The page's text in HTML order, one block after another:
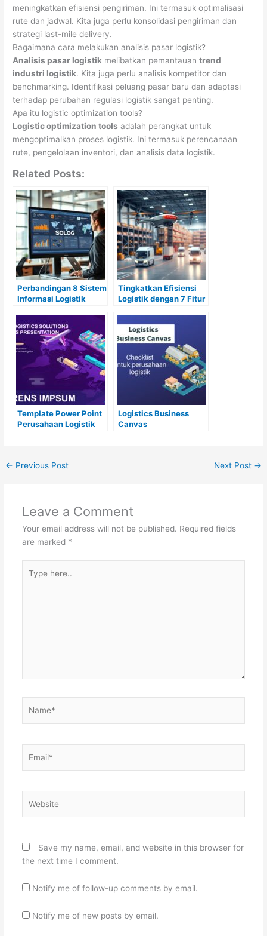
meningkatkan efisiensi pengiriman. Ini termasuk optimalisasi
rute dan jadwal. Kita juga perlu konsolidasi pengiriman dan
strategi last-mile delivery.
Bagaimana cara melakukan analisis pasar logistik?
Analisis pasar logistik melibatkan pemantauantrend
industri logistik. Kita juga perlu analisis kompetitor dan
benchmarking. Identifikasi peluang pasar baru dan adaptasi
terhadap perubahan regulasi logistik sangat penting.
Apa itu logistic optimization tools?
Logistic optimization tools adalah perangkat untuk
mengoptimalkan proses logistik. Ini termasuk perencanaan
rute, pengelolaan inventori, dan analisis data logistik.
Related Posts:
Perbandingan 8 Sistem
Informasi Logistik
Indonesia
Tingkatkan Efisiensi
Logistik dengan 7 Fitur
Template Power Point
Perusahaan Logistik
Logistics Business
Canvas
← Previous Post Next Post →
Leave a Comment
Your email address will not be published. Required fields
are marked *
here..
Save my name, email, and website in this browser for
the next time I comment.
Notify me of follow-up comments by email.
Notify me of new posts by email.